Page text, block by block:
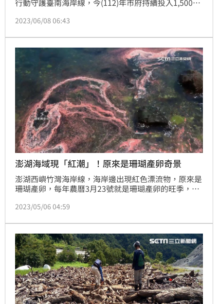
月完工後可復育沙洲1公里、養灘2萬立方公尺，後續市
2023/06/08 06:43
澎湖海域現「紅潮」！原來是珊瑚產卵奇景
澎湖西嶼竹灣海岸線，海岸邊出現紅色漂流物，原來是
珊瑚產卵，每年農曆3月23號就是珊瑚產卵的旺季，澎
之前提早，現在才正要開始，這紅潮美景可能持續到7
2023/05/06 04:59